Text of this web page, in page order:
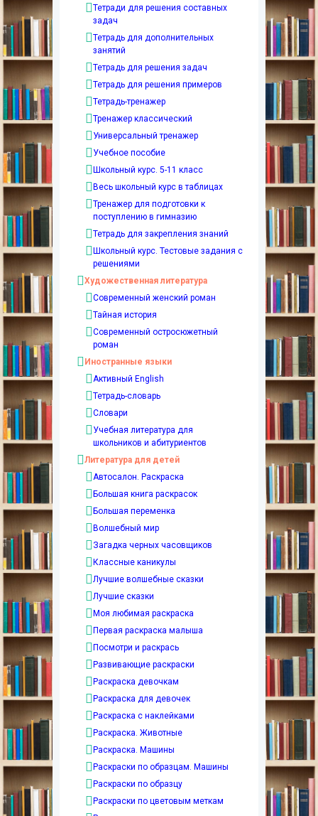
Тетради для решения составных
задач
Тетрадь для дополнительных
занятий
Тетрадь для решения задач
Тетрадь для решения примеров
Тетрадь-тренажер
Тренажер классический
Универсальный тренажер
Учебное пособие
Школьный курс. 5-11 класс
Весь школьный курс в таблицах
Тренажер для подготовки к
поступлению в гимназию
Тетрадь для закрепления знаний
Школьный курс. Тестовые задания с
решениями
Художественная литература
Современный женский роман
Тайная история
Современный остросюжетный
роман
Иностранные языки
Активный English
Тетрадь-словарь
Словари
Учебная литература для
школьников и абитуриентов
Литература для детей
Автосалон. Раскраска
Большая книга раскрасок
Большая переменка
Волшебный мир
Загадка черных часовщиков
Классные каникулы
Лучшие волшебные сказки
Лучшие сказки
Моя любимая раскраска
Первая раскраска малыша
Посмотри и раскрась
Развивающие раскраски
Раскраска девочкам
Раскраска для девочек
Раскраска с наклейками
Раскраска. Животные
Раскраска. Машины
Раскраски по образцам. Машины
Раскраски по образцу
Раскраски по цветовым меткам